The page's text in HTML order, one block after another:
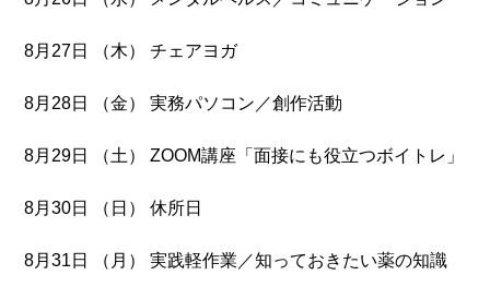
8月27日 （木） チェアヨガ
8月28日 （金） 実務パソコン／創作活動
8月29日 （土） ZOOM講座「面接にも役立つボイトレ」
8月30日 （日） 休所日
8月31日 （月） 実践軽作業／知っておきたい薬の知識